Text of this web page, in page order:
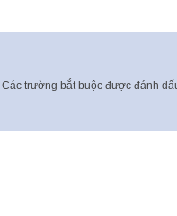
Các trường bắt buộc được đánh